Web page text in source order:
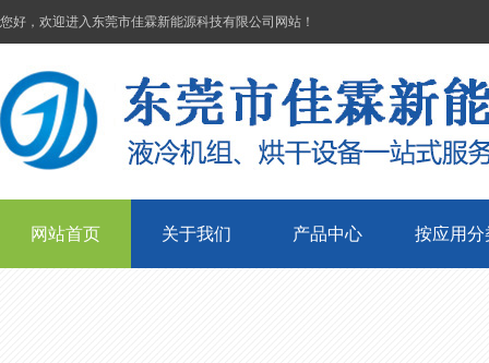
您好，欢迎进入东莞市佳霖新能源科技有限公司网站！
网站首页 关于我们 产品中心 按应用分